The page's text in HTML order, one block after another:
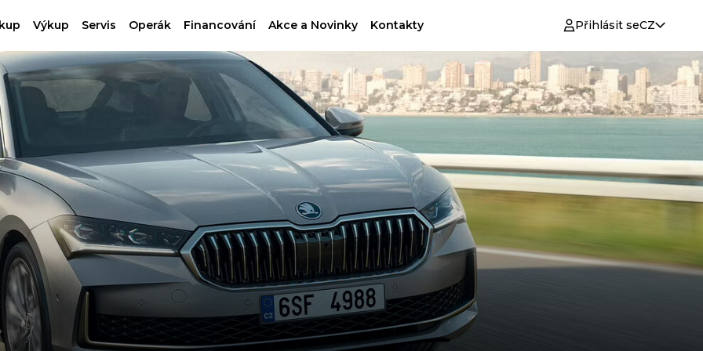
Výkup Servis Operák Financování Akce a Novinky Kontakty Přihlásit seCZ